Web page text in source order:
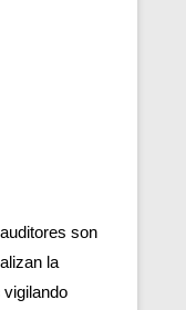
son
la
vigilando